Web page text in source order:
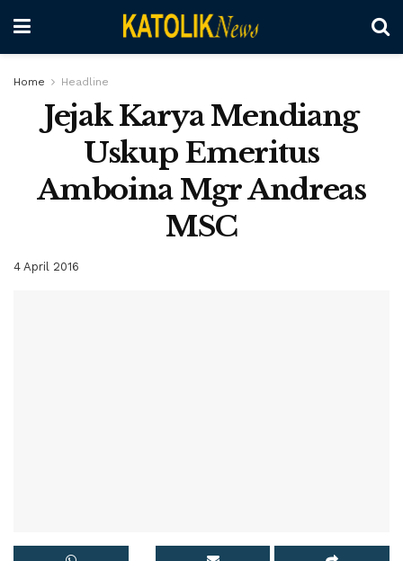
Home Headline
Jejak Karya Mendiang
Uskup Emeritus
Amboina Mgr Andreas
MSC
4 April 2016